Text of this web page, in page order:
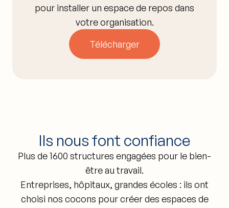
pour installer un espace de repos dans
votre organisation.
Télécharger
Ils nous font confiance
Plus de 1600 structures engagées pour le bien-
être au travail.
Entreprises, hôpitaux, grandes écoles : ils ont
choisi nos cocons pour créer des espaces de